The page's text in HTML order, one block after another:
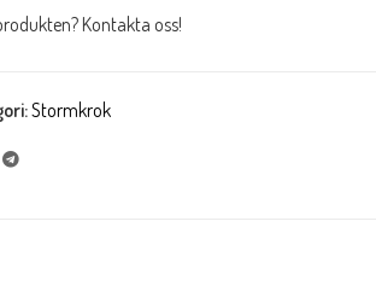
Kontakta oss!
Stormkrok